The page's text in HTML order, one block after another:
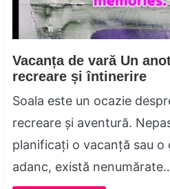
Vacanța de vară Un
recreare și întinerire
Soala este un ocazie
recreare și aventură.
planificați o vacanță sau o
adanc, există